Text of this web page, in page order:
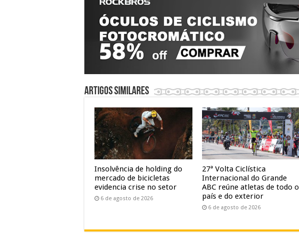
Artigos similares
Insolvência de holding do
mercado de bicicletas
evidencia crise no setor
6 de agosto de 2026
27ª Volta Ciclística
Internacional do Grande
ABC reúne atletas de todo o
país e do exterior
6 de agosto de 2026